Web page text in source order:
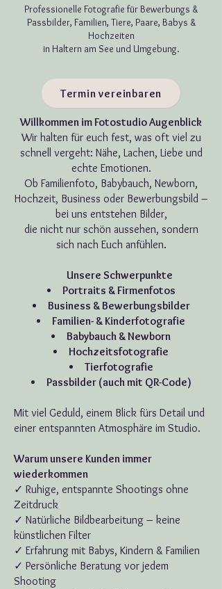
​Professionelle Fotografie für Bewerbungs &
Passbilder, Familien, Tiere, Paare, Babys &
Hochzeiten
in Haltern am See und Umgebung.
Termin vereinbaren
Willkommen im Fotostudio Augenblick
Wir halten für euch fest, was oft viel zu
schnell vergeht: Nähe, Lachen, Liebe und
echte Emotionen.
Ob Familienfoto, Babybauch, Newborn,
Hochzeit, Business oder Bewerbungsbild –
bei uns entstehen Bilder,
die nicht nur schön aussehen, sondern
sich nach Euch anfühlen.
Unsere Schwerpunkte​
Portraits & Firmenfotos
Business & Bewerbungsbilder
Familien- & Kinderfotografie
Babybauch & Newborn
Hochzeitsfotografie
Tierfotografie
Passbilder (auch mit QR-Code)
Mit viel Geduld, einem Blick fürs Detail und
einer entspannten Atmosphäre im Studio.
Warum unsere Kunden immer
wiederkommen
✓ Ruhige, entspannte Shootings ohne
Zeitdruck
✓ Natürliche Bildbearbeitung – keine
künstlichen Filter
✓ Erfahrung mit Babys, Kindern & Familien
✓ Persönliche Beratung vor jedem
Shooting